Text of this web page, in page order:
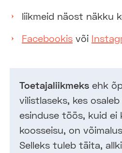
liikmeid näost näkku
Facebookis või
Toetajaliikmeks ehk
vilistlaseks, kes
esinduse töös, kuid ei
koosseisu, on
Selleks tuleb täita,